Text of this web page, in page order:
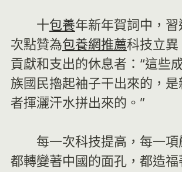
十包養年新年賀詞中，
次點贊為包養網推薦科技立異
貢獻和支出的休息者：“這些
族國民擼起袖子干出來的，
者揮灑汗水拼出來的。”
每一次科技提高，每一項
都轉變著中國的面孔，都造福